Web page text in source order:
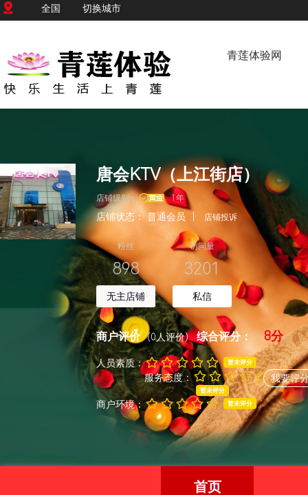
全国 切换城市
青莲体验网
唐会KTV（上江街店）
店铺级别： 1年
店铺状态：普通会员 店铺投诉
粉丝
898
无主店铺
访问量
3201
私信
商户评价 (0人评价)综合评分： 8分
人员素质： 暂未评分
服务态度：
暂未评分
商户环境： 暂未评分
我要评
首页